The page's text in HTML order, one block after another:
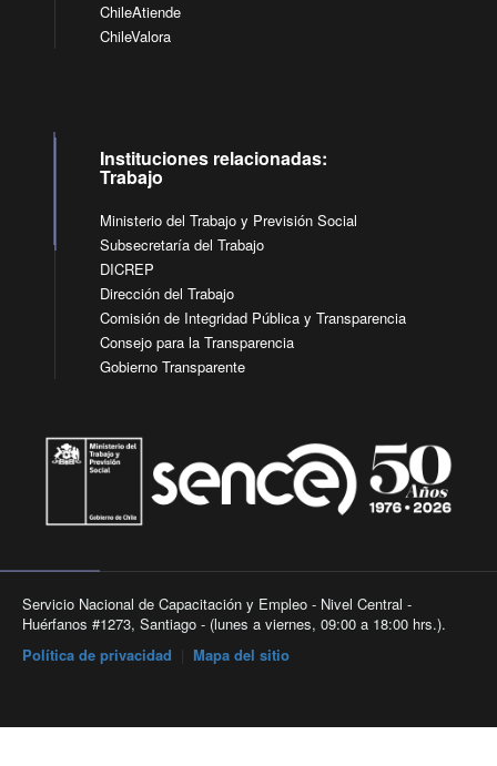
ChileAtiende
ChileValora
Instituciones relacionadas:
Trabajo
Ministerio del Trabajo y Previsión Social
Subsecretaría del Trabajo
DICREP
Dirección del Trabajo
Comisión de Integridad Pública y Transparencia
Consejo para la Transparencia
Gobierno Transparente
Servicio Nacional de Capacitación y Empleo - Nivel Central -
Huérfanos #1273, Santiago - (lunes a viernes, 09:00 a 18:00 hrs.).
Política de privacidad
Mapa del sitio